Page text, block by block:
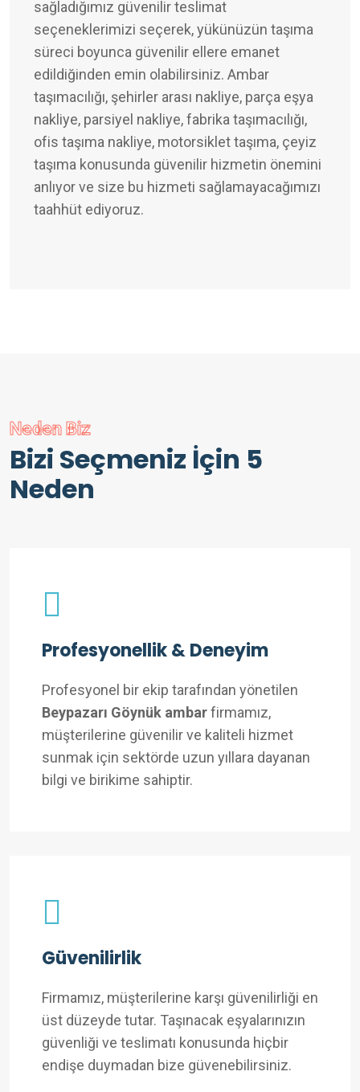
sağladığımız güvenilir teslimat
seçeneklerimizi seçerek, yükünüzün taşıma
süreci boyunca güvenilir ellere emanet
edildiğinden emin olabilirsiniz. Ambar
taşımacılığı, şehirler arası nakliye, parça eşya
nakliye, parsiyel nakliye, fabrika taşımacılığı,
ofis taşıma nakliye, motorsiklet taşıma, çeyiz
taşıma konusunda güvenilir hizmetin önemini
anlıyor ve size bu hizmeti sağlamayacağımızı
taahhüt ediyoruz.
Neden Biz
Bizi Seçmeniz İçin 5
Neden
Profesyonellik & Deneyim
Profesyonel bir ekip tarafından yönetilen
Beypazarı Göynük ambarfirmamız,
müşterilerine güvenilir ve kaliteli hizmet
sunmak için sektörde uzun yıllara dayanan
bilgi ve birikime sahiptir.
Güvenilirlik
Firmamız, müşterilerine karşı güvenilirliği en
üst düzeyde tutar. Taşınacak eşyalarınızın
güvenliği ve teslimatı konusunda hiçbir
endişe duymadan bize güvenebilirsiniz.